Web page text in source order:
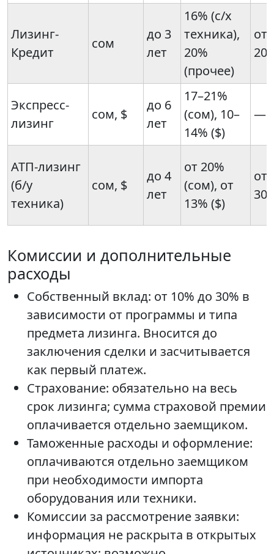
Лизинг-
Кредит
сом
до 3
лет
16% (с/х
техника),
20%
(прочее)
от
Экспресс-
лизинг
сом, $
до 6
лет
17–21%
(сом), 10–
14% ($)
—
АТП-лизинг
(б/у
техника)
сом, $
до 4
лет
от 20%
(сом), от
13% ($)
от
Комиссии и дополнительные
расходы
Собственный вклад: от 10% до 30% в
зависимости от программы и типа
предмета лизинга. Вносится до
заключения сделки и засчитывается
как первый платеж.
Страхование: обязательно на весь
срок лизинга; сумма страховой премии
оплачивается отдельно заемщиком.
Таможенные расходы и оформление:
оплачиваются отдельно заемщиком
при необходимости импорта
оборудования или техники.
Комиссии за рассмотрение заявки:
информация не раскрыта в открытых